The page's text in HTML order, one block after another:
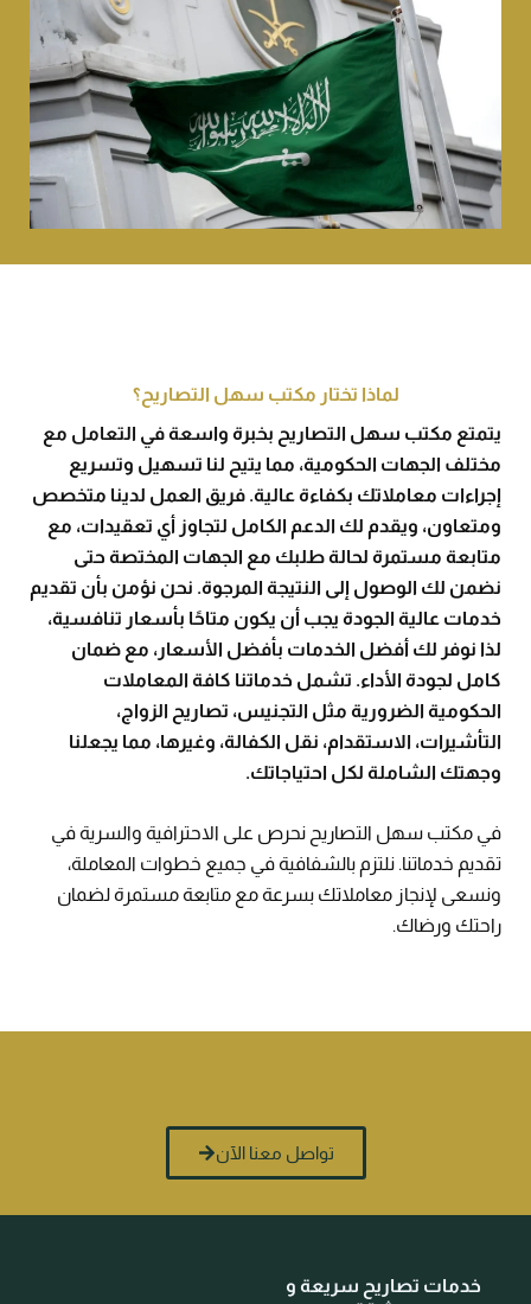
لماذا تختار مكتب سهل التصاريح؟
يتمتع مكتب سهل التصاريح بخبرة واسعة في التعامل مع
مختلف الجهات الحكومية، مما يتيح لنا تسهيل وتسريع
إجراءات معاملاتك بكفاءة عالية. فريق العمل لدينا متخصص
ومتعاون، ويقدم لك الدعم الكامل لتجاوز أي تعقيدات، مع
متابعة مستمرة لحالة طلبك مع الجهات المختصة حتى
نضمن لك الوصول إلى النتيجة المرجوة. نحن نؤمن بأن تقديم
خدمات عالية الجودة يجب أن يكون متاحًا بأسعار تنافسية،
لذا نوفر لك أفضل الخدمات بأفضل الأسعار، مع ضمان
كامل لجودة الأداء. تشمل خدماتنا كافة المعاملات
الحكومية الضرورية مثل التجنيس، تصاريح الزواج،
التأشيرات، الاستقدام، نقل الكفالة، وغيرها، مما يجعلنا
وجهتك الشاملة لكل احتياجاتك.
في مكتب سهل التصاريح نحرص على الاحترافية والسرية في
تقديم خدماتنا. نلتزم بالشفافية في جميع خطوات المعاملة،
ونسعى لإنجاز معاملاتك بسرعة مع متابعة مستمرة لضمان
راحتك ورضاك.
تواصل معنا الآن
خدمات تصاريح سريعة و